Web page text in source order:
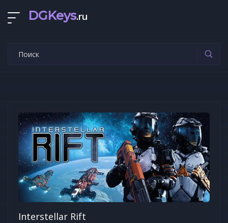
DGKeys.ru
Interstellar Rift